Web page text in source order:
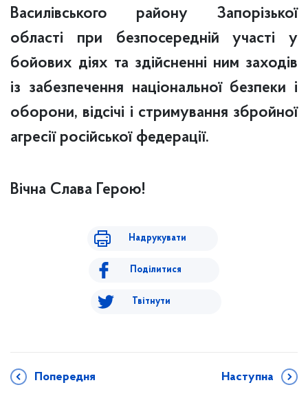
Василівського району Запорізької
області при безпосередній участі у
бойових діях та здійсненні ним заходів
із забезпечення національної безпеки і
оборони, відсічі і стримування збройної
агресії російської федерації.
Вічна Слава Герою!
Надрукувати
Поділитися
Твітнути
Попередня Наступна